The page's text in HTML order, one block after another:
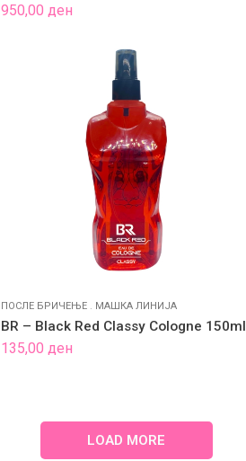
950,00ден
ПОСЛЕ БРИЧЕЊЕ . МАШКА ЛИНИЈА
BR – Black Red Classy Cologne 150ml
135,00 ден
LOAD MORE